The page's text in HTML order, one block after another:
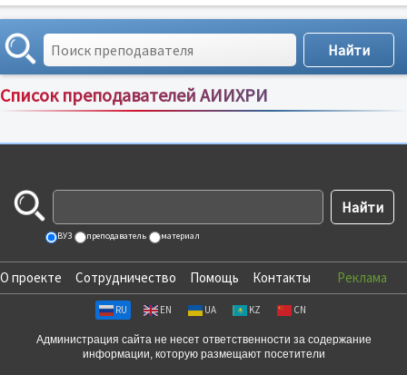
Список преподавателей АИИХРИ
Сортировка по:имени;рейтингу;отзывам
ВУЗ преподаватель материал
О проекте Сотрудничество Помощь Контакты Реклама
RU EN UA KZ CN
Администрация сайта не несет ответственности за содержание
информации, которую размещают посетители